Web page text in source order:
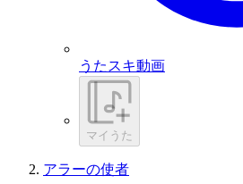
うたスキ動画
マイうた
アラーの使者